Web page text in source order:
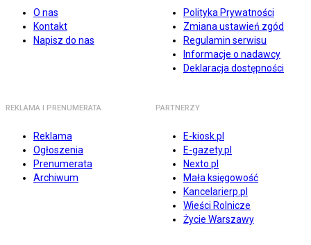
O nas
Kontakt
Napisz do nas
Polityka Prywatności
Zmiana ustawień zgód
Regulamin serwisu
Informacje o nadawcy
Deklaracja dostępności
REKLAMA I PRENUMERATA
Reklama
Ogłoszenia
Prenumerata
Archiwum
PARTNERZY
E-kiosk.pl
E-gazety.pl
Nexto.pl
Mała księgowość
Kancelarierp.pl
Wieści Rolnicze
Życie Warszawy